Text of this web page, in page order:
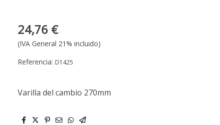
24,76 €
(IVA General 21% incluido)
Referencia: D1425
Varilla del cambio 270mm